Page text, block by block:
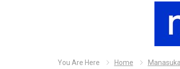
You Are Here Home Manasuka